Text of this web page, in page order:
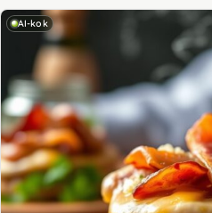
AI-kok